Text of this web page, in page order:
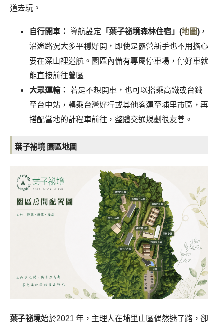
道去玩。
自行開車： 導航設定 「葉子祕境森林住宿」(地圖) ，
沿途路況大多平穩好開，即使是露營新手也不用擔心
要在深山裡迷航。園區內備有專屬停車場，停好車就
能直接前往營區
大眾運輸： 若是不想開車，也可以搭乘高鐵或台鐵
至台中站，轉乘台灣好行或其他客運至埔里市區，再
搭配當地的計程車前往，整體交通規劃很友善。
葉子祕境 園區地圖
葉子祕境始於2021 年，主理人在埔里山區偶然迷了路，卻